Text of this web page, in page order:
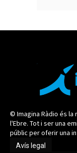
© Imagina Ràdio és la
l'Ebre. Tot i ser una
públic per oferir una
Avís legal